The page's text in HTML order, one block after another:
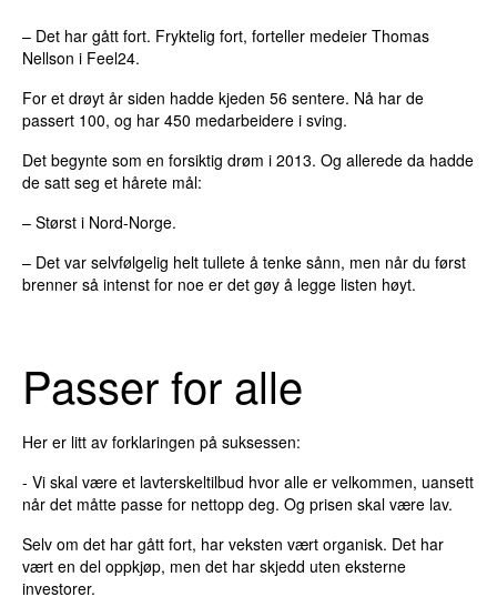
– Det har gått fort. Fryktelig fort, forteller medeier Thomas
Nellson i Feel24.
For et drøyt år siden hadde kjeden 56 sentere. Nå har de
passert 100, og har 450 medarbeidere i sving.
Det begynte som en forsiktig drøm i 2013. Og allerede da hadde
de satt seg et hårete mål:
– Størst i Nord-Norge.
– Det var selvfølgelig helt tullete å tenke sånn, men når du først
brenner så intenst for noe er det gøy å legge listen høyt.
Passer for alle
Her er litt av forklaringen på suksessen:
- Vi skal være et lavterskeltilbud hvor alle er velkommen, uansett
når det måtte passe for nettopp deg. Og prisen skal være lav.
Selv om det har gått fort, har veksten vært organisk. Det har
vært en del oppkjøp, men det har skjedd uten eksterne
investorer.